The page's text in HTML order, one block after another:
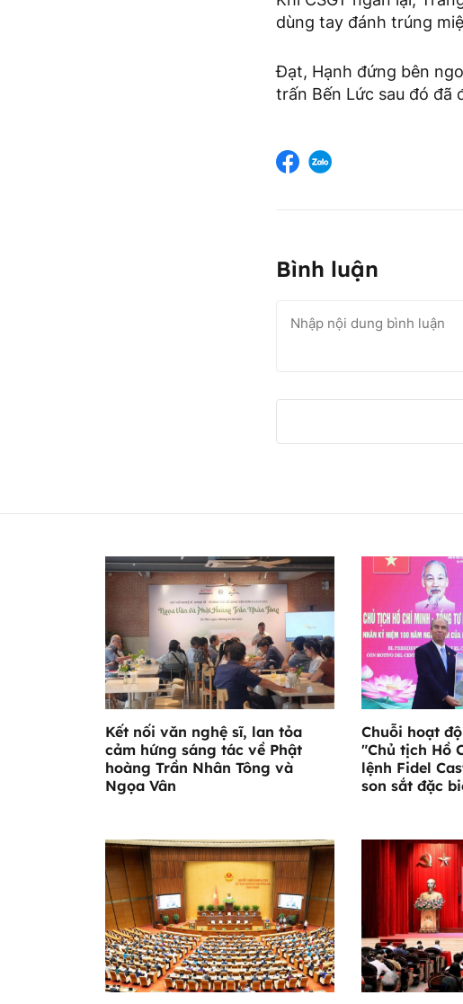
dùng tay đánh trúng
Đạt, Hạnh đứng bên
trấn Bến Lức sau đó đã
Bình luận
Kết nối văn nghệ sĩ, lan tỏa
cảm hứng sáng tác về Phật
hoàng Trần Nhân Tông và
Ngọa Vân
Chuỗi hoạt
"Chủ tịch Hồ
lệnh Fidel
son sắt đặc